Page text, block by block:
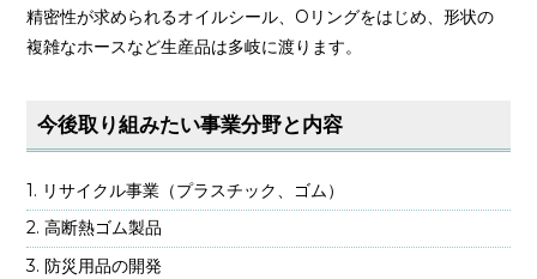
精密性が求められるオイルシール、Oリングをはじめ、形状の
複雑なホースなど生産品は多岐に渡ります。
今後取り組みたい事業分野と内容
リサイクル事業（プラスチック、ゴム）
高断熱ゴム製品
防災用品の開発